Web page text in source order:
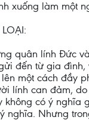
xuống làm
quân lính Đức
đến từ gia
một cách đầy
lính can đảm,
không có ý
nghĩa. Nhưng